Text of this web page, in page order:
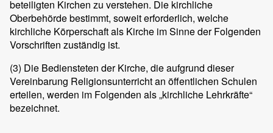
beteiligten Kirchen zu verstehen. Die kirchliche
Oberbehörde bestimmt, soweit erforderlich, welche
kirchliche Körperschaft als Kirche im Sinne der Folgenden
Vorschriften zuständig ist.
(3) Die Bediensteten der Kirche, die aufgrund dieser
Vereinbarung Religionsunterricht an öffentlichen Schulen
erteilen, werden im Folgenden als „kirchliche Lehrkräfte“
bezeichnet.